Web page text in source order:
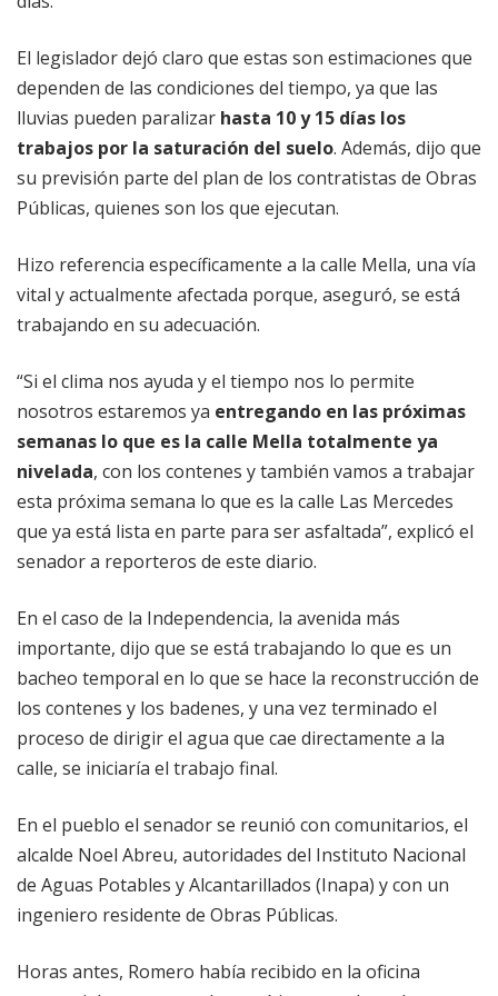
El legislador dejó claro que estas son estimaciones que
dependen de las condiciones del tiempo, ya que las
lluvias pueden paralizar hasta 10 y 15 días los
trabajos por la saturación del suelo. Además, dijo que
su previsión parte del plan de los contratistas de Obras
Públicas, quienes son los que ejecutan.
Hizo referencia específicamente a la calle Mella, una vía
vital y actualmente afectada porque, aseguró, se está
trabajando en su adecuación.
“Si el clima nos ayuda y el tiempo nos lo permite
nosotros estaremos ya entregando en las próximas
semanas lo que es la calle Mella totalmente ya
nivelada, con los contenes y también vamos a trabajar
esta próxima semana lo que es la calle Las Mercedes
que ya está lista en parte para ser asfaltada”, explicó el
senador a reporteros de este diario.
En el caso de la Independencia, la avenida más
importante, dijo que se está trabajando lo que es un
bacheo temporal en lo que se hace la reconstrucción de
los contenes y los badenes, y una vez terminado el
proceso de dirigir el agua que cae directamente a la
calle, se iniciaría el trabajo final.
En el pueblo el senador se reunió con comunitarios, el
alcalde Noel Abreu, autoridades del Instituto Nacional
de Aguas Potables y Alcantarillados (Inapa) y con un
ingeniero residente de Obras Públicas.
Horas antes, Romero había recibido en la oficina